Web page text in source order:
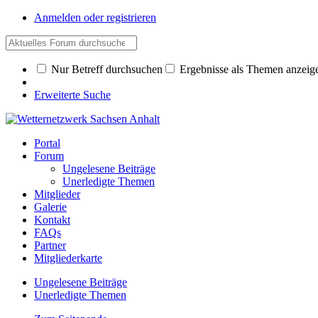
Anmelden oder registrieren
Nur Betreff durchsuchen Ergebnisse als Themen
Erweiterte Suche
Portal
Forum
Ungelesene Beiträge
Unerledigte Themen
Mitglieder
Galerie
Kontakt
FAQs
Partner
Mitgliederkarte
Ungelesene Beiträge
Unerledigte Themen